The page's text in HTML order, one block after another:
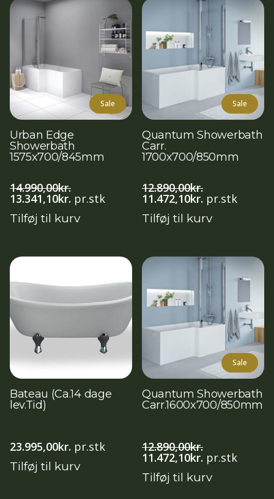
Sale
Urban Edge
Showerbath
1575x700/845mm
14.990,00kr.
Den
oprindelige
pris
13.341,10kr. Den
aktuelle
pris
pr.stk
Tilføj til kurv
Sale
Quantum Showerbath
Carr.
1700x700/850mm
12.890,00kr.
Den
oprindelige
pris
11.472,10kr. Den
aktuelle
pris
pr.stk
Tilføj til kurv
Bateau (Ca.14 dage
lev.Tid)
23.995,00kr. pr.stk
Tilføj til kurv
Sale
Quantum Showerbath
Carr.1600x700/850mm
12.890,00kr.
Den
oprindelige
pris
11.472,10kr. Den
aktuelle
pris
pr.stk
Tilføj til kurv